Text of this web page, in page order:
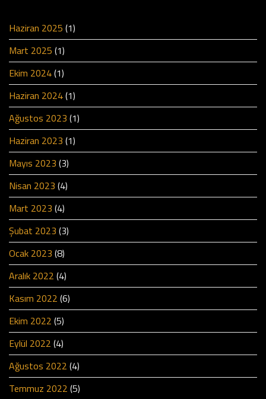
Haziran 2025 (1)
Mart 2025 (1)
Ekim 2024(1)
Haziran 2024(1)
Ağustos 2023 (1)
Haziran 2023 (1)
Mayıs 2023 (3)
Nisan 2023 (4)
Mart 2023 (4)
Şubat 2023 (3)
Ocak 2023 (8)
Aralık 2022 (4)
Kasım 2022 (6)
Ekim 2022 (5)
Eylül 2022 (4)
Ağustos 2022 (4)
Temmuz 2022 (5)